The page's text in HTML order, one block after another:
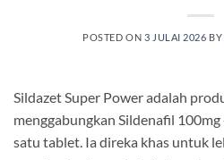
POSTED ON 3 JULAI 2026 BY
Sildazet Super Power adalah
menggabungkan Sildenafil
satu tablet. Ia direka khas untuk